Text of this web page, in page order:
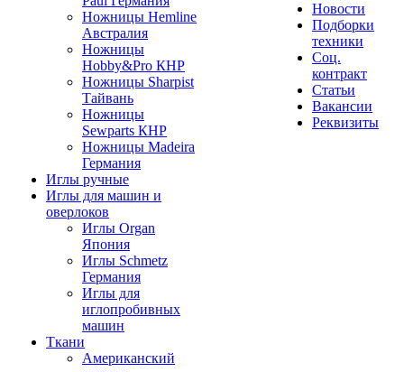
Ножницы Hemline
Австралия
Ножницы
Hobby&Pro КНР
Ножницы Sharpist
Тайвань
Ножницы
Sewparts КНР
Ножницы Madeira
Германия
Иглы ручные
Иглы для машин и
оверлоков
Иглы Organ
Япония
Иглы Schmetz
Германия
Иглы для
иглопробивных
машин
Ткани
Американский
Новости
Подборки
техники
Соц.
контракт
Статьи
Вакансии
Реквизиты